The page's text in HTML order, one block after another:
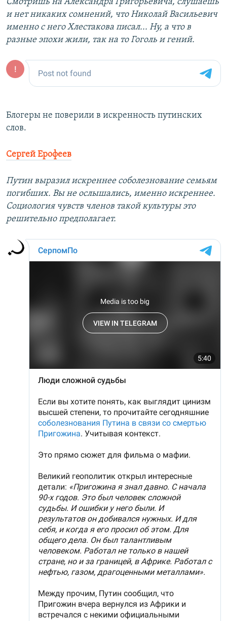
Смотришь на Александра Григорьевича, слушаешь
и нет никаких сомнений, что Николай Васильевич
именно с него Хлестакова писал... Ну, а что в
разные эпохи жили, так на то Гоголь и гений.
Блогеры не поверили в искренность путинских
слов.
Сергей Ерофеев
Путин выразил искреннее соболезнование семьям
погибших. Вы не ослышались, именно искреннее.
Социология чувств членов такой культуры это
решительно предполагает.